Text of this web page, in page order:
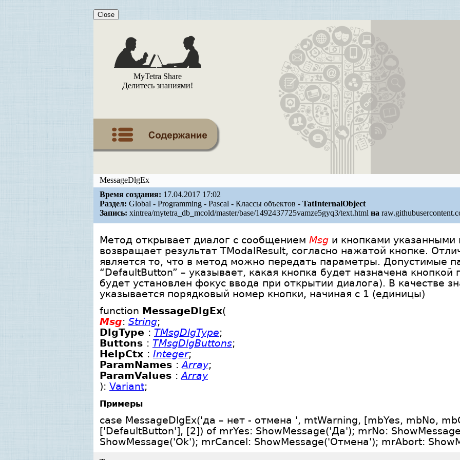
Close
MyTetra Share
Делитесь знаниями!
MessageDlgEx
Время создания: 17.04.2017 17:02
Раздел: Global - Programming - Pascal - Классы объектов - TatInternalObject
Запись: xintrea/mytetra_db_mcold/master/base/1492437725vamze5gyq3/text.html на
Метод открывает диалог с сообщением Msg и кнопками
возвращает результат TModalResult, согласно нажатой кнопке.
является то, что в метод можно передать параметры. Допустимые
“DefaultButton” – указывает, какая кнопка будет назначена
будет установлен фокус ввода при открытии диалога). В качестве
указывается порядковый номер кнопки, начиная с 1 (единицы)
function MessageDlgEx(
Msg: String;
DlgType : TMsgDlgType;
Buttons : TMsgDlgButtons;
HelpCtx : Integer;
ParamNames :Array;
ParamValues :Array
): Variant;
Примеры
case MessageDlgEx('да – нет - отмена ', mtWarning, [mbYes, mbNo,
['DefaultButton'], [2]) of mrYes: ShowMessage('Да'); mrNo:
ShowMessage('Ok'); mrCancel: ShowMessage('Отмена'); mrAbort: